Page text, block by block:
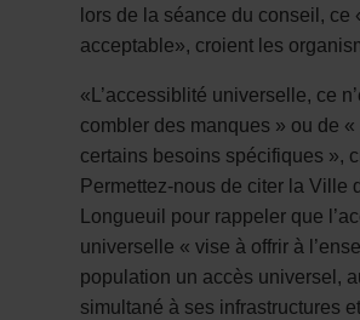
lors de la séance du conseil, ce
acceptable», croient les
«L’accessiblité universelle, ce
combler des manques » ou de
certains besoins spécifiques »,
Permettez-nous de citer la Ville
Longueuil pour rappeler que
universelle « vise à offrir à
population un accès universel,
simultané à ses infrastructures